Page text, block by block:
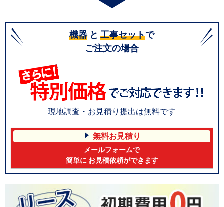
機器 と 工事セットで
ご注文の場合
現地調査・お見積り提出は無料です
無料お見積り
メールフォームで
簡単に お見積依頼ができます